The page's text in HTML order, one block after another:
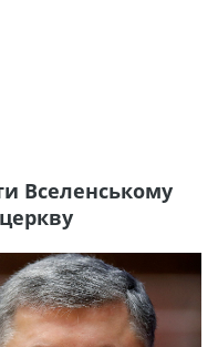
Вселенському